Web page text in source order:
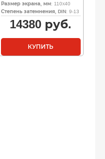
Размер экрана, мм: 110х40
Степень затемнения, DIN: 9-13
14380 руб.
КУПИТЬ